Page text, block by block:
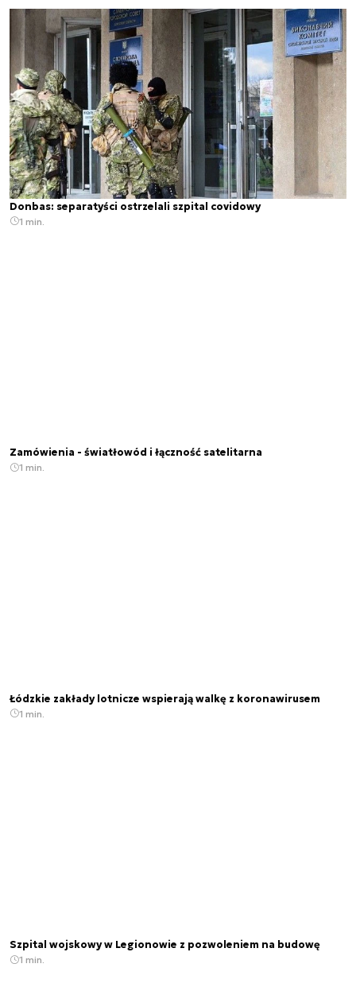
Donbas: separatyści ostrzelali szpital covidowy
1 min.
Zamówienia - światłowód i łączność satelitarna
1 min.
Łódzkie zakłady lotnicze wspierają walkę z koronawirusem
1 min.
Szpital wojskowy w Legionowie z pozwoleniem na budowę
1 min.